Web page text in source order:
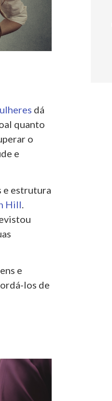
dá
quanto
o
e
e estrutura
Hill.
e
los de